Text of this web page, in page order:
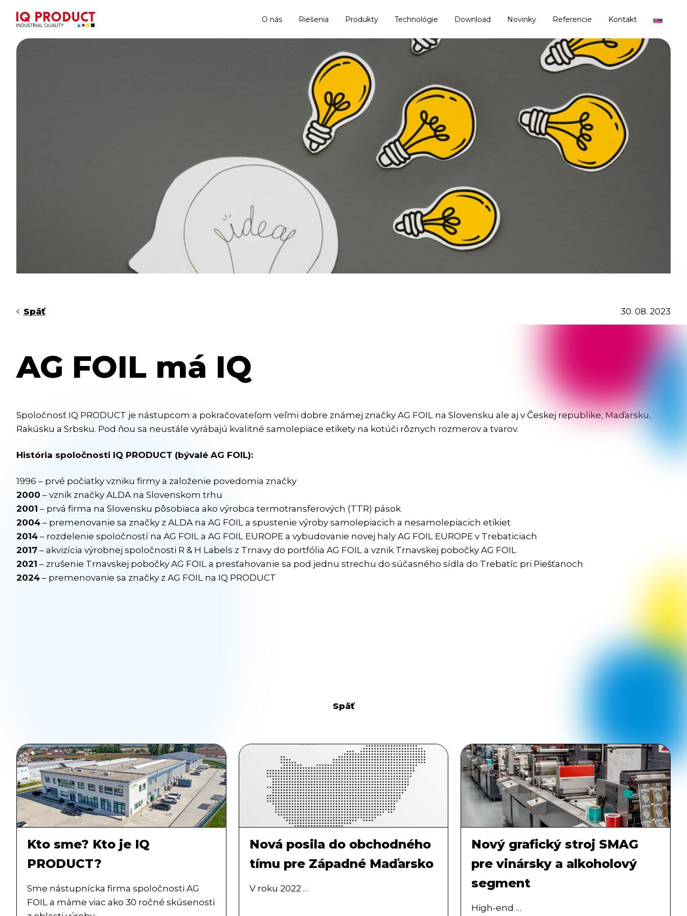
O nás Riešenia Produkty Technológie Download Novinky Referencie Kontakt
Späť 30. 08. 2023
AG FOIL má IQ
Spoločnosť IQ PRODUCT je nástupcom a pokračovateľom veľmi dobre známej značky AG FOIL na Slovensku ale aj v Českej republike, Maďarsku,
Rakúsku a Srbsku. Pod ňou sa neustále vyrábajú kvalitné samolepiace etikety na kotúči rôznych rozmerov a tvarov.
História spoločnosti IQ PRODUCT (bývalé AG FOIL):
1996 – prvé počiatky vzniku firmy a založenie povedomia značky
2000 – vznik značky ALDA na Slovenskom trhu
2001 – prvá firma na Slovensku pôsobiaca ako výrobca termotransferových (TTR) pások
2004 – premenovanie sa značky z ALDA na AG FOIL a spustenie výroby samolepiacich a nesamolepiacich etikiet
2014 – rozdelenie spoločností na AG FOIL a AG FOIL EUROPE a vybudovanie novej haly AG FOIL EUROPE v Trebaticiach
2017 – akvizícia výrobnej spoločnosti R & H Labels z Trnavy do portfólia AG FOIL a vznik Trnavskej pobočky AG FOIL
2021 – zrušenie Trnavskej pobočky AG FOIL a presťahovanie sa pod jednu strechu do súčasného sídla do Trebatíc pri Piešťanoch
2024 – premenovanie sa značky z AG FOIL na IQ PRODUCT
Späť
Kto sme? Kto je IQ
PRODUCT?
Sme nástupnícka firma spoločnosti AG
FOIL a máme viac ako 30 ročné skúsenosti
Nová posila do obchodného
tímu pre Západné Maďarsko
V roku 2022 …
Nový grafický stroj SMAG
pre vinársky a alkoholový
segment
High-end …